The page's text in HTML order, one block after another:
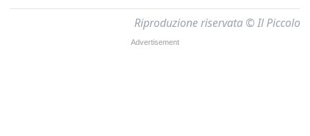
Riproduzione riservata © Il Piccolo